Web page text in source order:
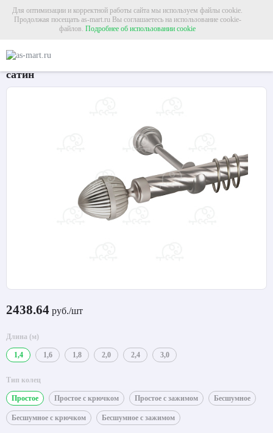
Для оптимизации и корректной работы сайта мы используем файлы cookie.
Продолжая посещать as-mart.ru Вы соглашаетесь на использование cookie-
файлов. Подробнее об использовании cookie
Карниз для штор однорядный «Милано» Ø25К
сатин
2438.64 руб./шт
Длина (м)
1,4 1,6 1,8 2,0 2,4 3,0
Тип колец
Простое Простое с крючком Простое с зажимом Бесшумное
Бесшумное с крючком Бесшумное с зажимом